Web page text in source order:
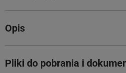
Opis
Pliki do pobrania i